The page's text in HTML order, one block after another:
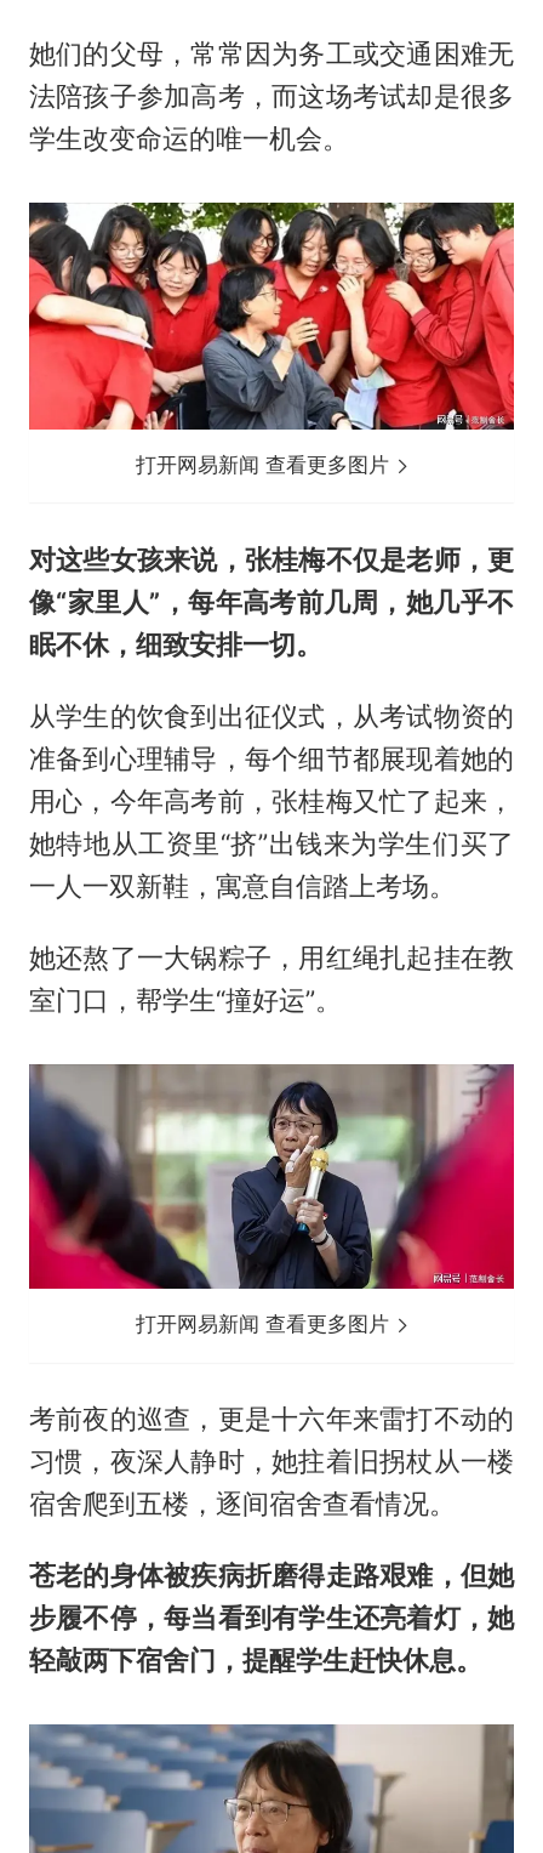
她们的父母，常常因为务工或交通困难无
法陪孩子参加高考，而这场考试却是很多
学生改变命运的唯一机会。
打开网易新闻 查看更多图片
对这些女孩来说，张桂梅不仅是老师，更
像“家里人”，每年高考前几周，她几乎不
眠不休，细致安排一切。
从学生的饮食到出征仪式，从考试物资的
准备到心理辅导，每个细节都展现着她的
用心，今年高考前，张桂梅又忙了起来，
她特地从工资里“挤”出钱来为学生们买了
一人一双新鞋，寓意自信踏上考场。
她还熬了一大锅粽子，用红绳扎起挂在教
室门口，帮学生“撞好运”。
打开网易新闻 查看更多图片
考前夜的巡查，更是十六年来雷打不动的
习惯，夜深人静时，她拄着旧拐杖从一楼
宿舍爬到五楼，逐间宿舍查看情况。
苍老的身体被疾病折磨得走路艰难，但她
步履不停，每当看到有学生还亮着灯，她
轻敲两下宿舍门，提醒学生赶快休息。